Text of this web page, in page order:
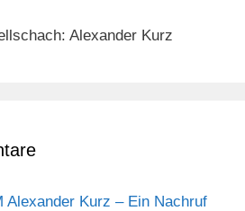
Alexander Kurz
Alexander Kurz – Ein Nachruf